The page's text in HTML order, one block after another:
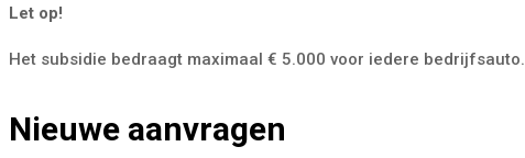
Let op!
Het subsidie bedraagt maximaal € 5.000 voor iedere bedrijfsauto.
Nieuwe aanvragen